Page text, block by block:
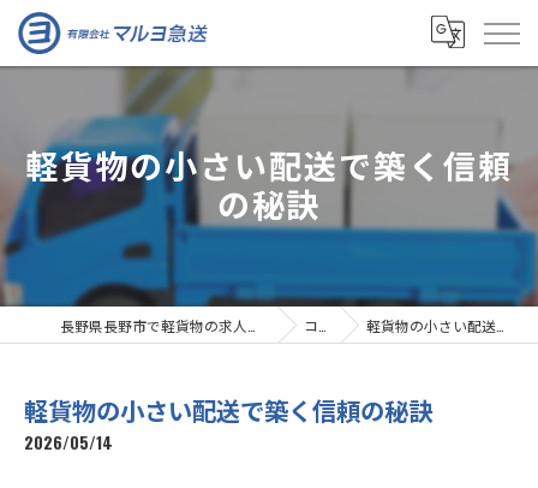
軽貨物の小さい配送で築く信頼
の秘訣
コラム 軽貨物の小さい配送で築く信頼の秘訣
軽貨物の小さい配送で築く信頼の秘訣
2026/05/14